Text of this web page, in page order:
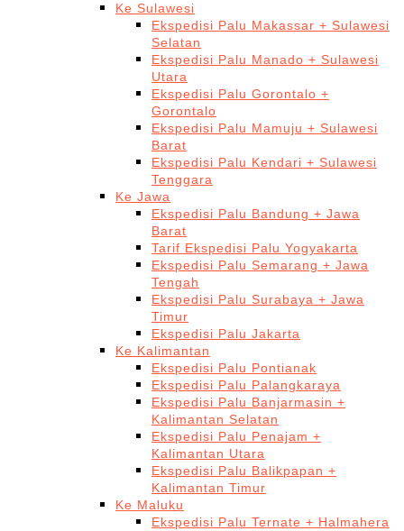
Ke Sulawesi
Ekspedisi Palu Makassar + Sulawesi
Selatan
Ekspedisi Palu Manado + Sulawesi
Utara
Ekspedisi Palu Gorontalo +
Gorontalo
Ekspedisi Palu Mamuju + Sulawesi
Barat
Ekspedisi Palu Kendari + Sulawesi
Tenggara
Ke Jawa
Ekspedisi Palu Bandung + Jawa
Barat
Tarif Ekspedisi Palu Yogyakarta
Ekspedisi Palu Semarang + Jawa
Tengah
Ekspedisi Palu Surabaya + Jawa
Timur
Ekspedisi Palu Jakarta
Ke Kalimantan
Ekspedisi Palu Pontianak
Ekspedisi Palu Palangkaraya
Ekspedisi Palu Banjarmasin +
Kalimantan Selatan
Ekspedisi Palu Penajam +
Kalimantan Utara
Ekspedisi Palu Balikpapan +
Kalimantan Timur
Ke Maluku
Ekspedisi Palu Ternate + Halmahera